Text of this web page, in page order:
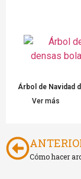
Árbol de Navidad
Ver más